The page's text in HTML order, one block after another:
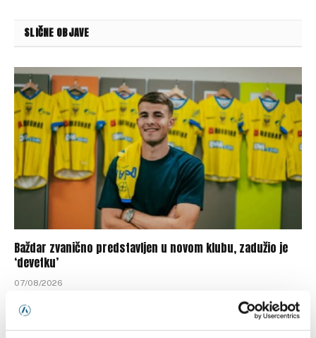
SLIČNE OBJAVE
Baždar zvanično predstavljen u novom klubu, zadužio je
‘devetku’
07/08/2026